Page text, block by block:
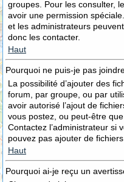
groupes. Pour les consulter,
avoir une permission
et les administrateurs
donc les contacter.
Haut
Pourquoi ne puis-je pas
La possibilité d’ajouter des
forum, par groupe, ou par
avoir autorisé l’ajout de
vous postez, ou peut-être
Contactez l’administrateur si
pouvez pas ajouter de
Haut
Pourquoi ai-je reçu un